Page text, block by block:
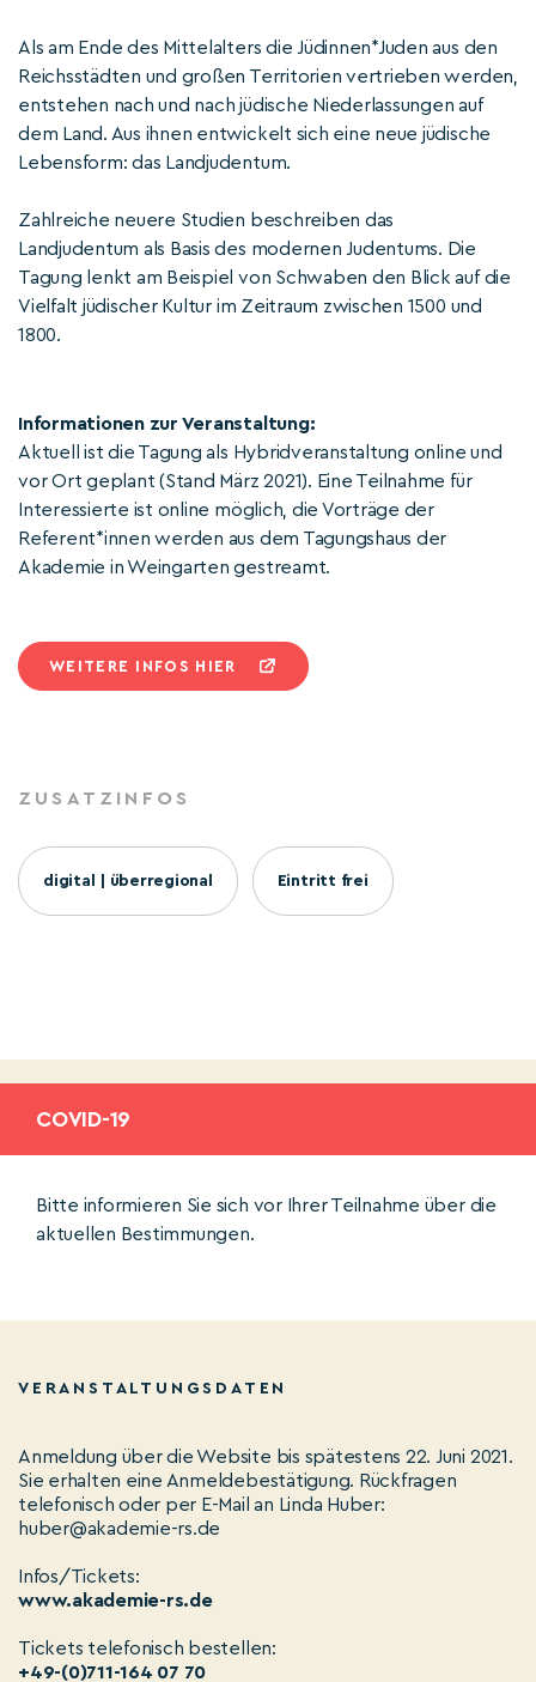
Als am Ende des Mittelalters die Jüdinnen*Juden aus den
Reichsstädten und großen Territorien vertrieben werden,
entstehen nach und nach jüdische Niederlassungen auf
dem Land. Aus ihnen entwickelt sich eine neue jüdische
Lebensform: das Landjudentum.
Zahlreiche neuere Studien beschreiben das
Landjudentum als Basis des modernen Judentums. Die
Tagung lenkt am Beispiel von Schwaben den Blick auf die
Vielfalt jüdischer Kultur im Zeitraum zwischen 1500 und
1800.
Informationen zur Veranstaltung:
Aktuell ist die Tagung als Hybridveranstaltung online und
vor Ort geplant (Stand März 2021). Eine Teilnahme für
Interessierte ist online möglich, die Vorträge der
Referent*innen werden aus dem Tagungshaus der
Akademie in Weingarten gestreamt.
WEITERE INFOS HIER
ZUSATZINFOS
digital | überregional Eintritt frei
COVID-19
Bitte informieren Sie sich vor Ihrer Teilnahme über die
aktuellen Bestimmungen.
VERANSTALTUNGSDATEN
Anmeldung über die Website bis spätestens 22. Juni 2021.
Sie erhalten eine Anmeldebestätigung. Rückfragen
telefonisch oder per E-Mail an Linda Huber:
huber@akademie-rs.de
Infos/Tickets:
www.akademie-rs.de
Tickets telefonisch bestellen:
+49-(0)711-164 07 70